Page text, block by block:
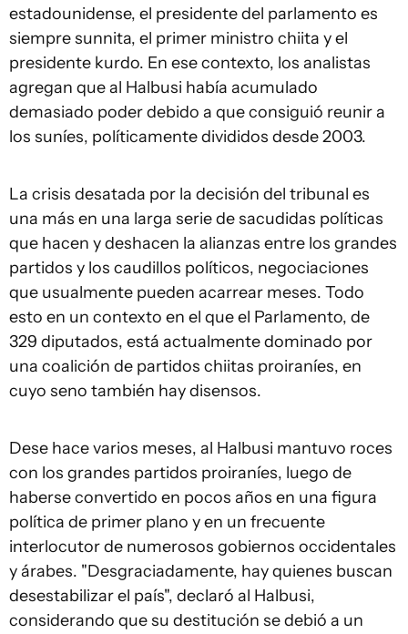
estadounidense, el presidente del parlamento es
siempre sunnita, el primer ministro chiita y el
presidente kurdo. En ese contexto, los analistas
agregan que al Halbusi había acumulado
demasiado poder debido a que consiguió reunir a
los suníes, políticamente divididos desde 2003.
La crisis desatada por la decisión del tribunal es
una más en una larga serie de sacudidas políticas
que hacen y deshacen la alianzas entre los grandes
partidos y los caudillos políticos, negociaciones
que usualmente pueden acarrear meses. Todo
esto en un contexto en el que el Parlamento, de
329 diputados, está actualmente dominado por
una coalición de partidos chiitas proiraníes, en
cuyo seno también hay disensos.
Dese hace varios meses, al Halbusi mantuvo roces
con los grandes partidos proiraníes, luego de
haberse convertido en pocos años en una figura
política de primer plano y en un frecuente
interlocutor de numerosos gobiernos occidentales
y árabes. "Desgraciadamente, hay quienes buscan
desestabilizar el país", declaró al Halbusi,
considerando que su destitución se debió a un